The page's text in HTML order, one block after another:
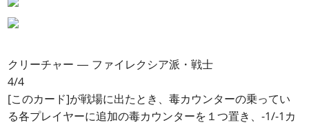
クリーチャー ― ファイレクシア派・戦士
4/4
[このカード]が戦場に出たとき、毒カウンターの乗ってい
る各プレイヤーに追加の毒カウンターを１つ置き、-1/-1カ